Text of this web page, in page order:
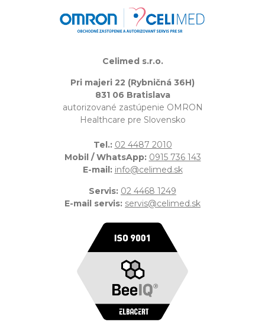
Celimed s.r.o.
Pri majeri 22 (Rybničná 36H)
831 06 Bratislava
autorizované zastúpenie OMRON
Healthcare pre Slovensko
Tel.: 02 4487 2010
Mobil / WhatsApp: 0915 736 143
E-mail: info@celimed.sk
Servis: 02 4468 1249
E-mail servis: servis@celimed.sk